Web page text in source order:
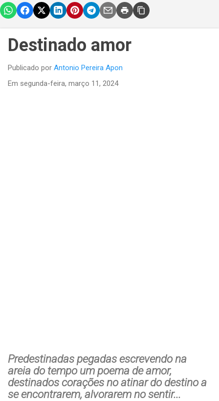
Destinado amor
Publicado por Antonio Pereira Apon
Em segunda-feira, março 11, 2024
Predestinadas pegadas escrevendo na
areia do tempo um poema de amor,
destinados corações no atinar do destino a
se encontrarem, alvorarem no sentir...